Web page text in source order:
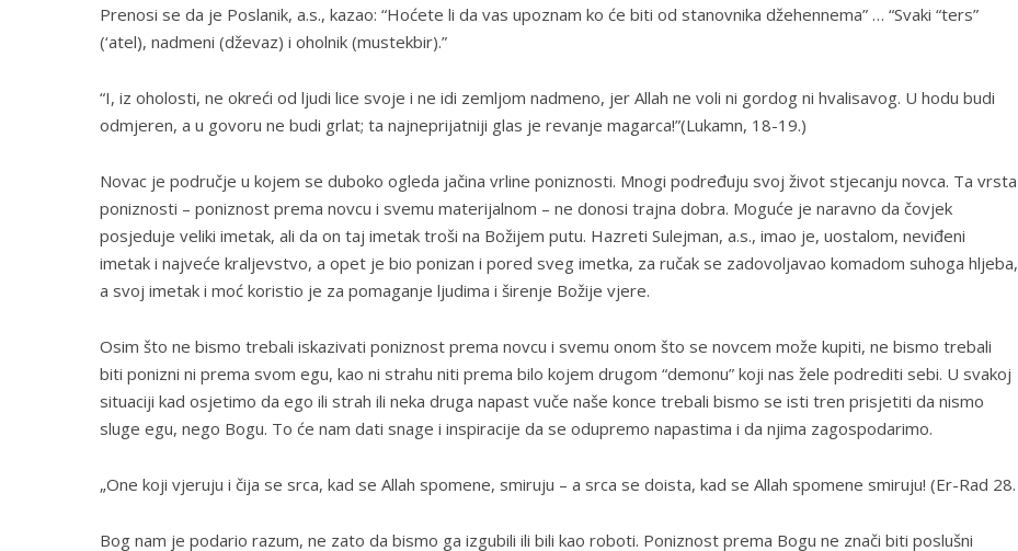
Prenosi se da je Poslanik, a.s., kazao: “Hoćete li da vas upoznam ko će biti od stanovnika džehennema” … “Svaki “ters”
(‘atel), nadmeni (dževaz) i oholnik (mustekbir).”
“I, iz oholosti, ne okreći od ljudi lice svoje i ne idi zemljom nadmeno, jer Allah ne voli ni gordog ni hvalisavog. U hodu budi
odmjeren, a u govoru ne budi grlat; ta najneprijatniji glas je revanje magarca!”(Lukamn, 18-19.)
Novac je područje u kojem se duboko ogleda jačina vrline poniznosti. Mnogi podređuju svoj život stjecanju novca. Ta vrsta
poniznosti – poniznost prema novcu i svemu materijalnom – ne donosi trajna dobra. Moguće je naravno da čovjek
posjeduje veliki imetak, ali da on taj imetak troši na Božijem putu. Hazreti Sulejman, a.s., imao je, uostalom, neviđeni
imetak i najveće kraljevstvo, a opet je bio ponizan i pored sveg imetka, za ručak se zadovoljavao komadom suhoga hljeba,
a svoj imetak i moć koristio je za pomaganje ljudima i širenje Božije vjere.
Osim što ne bismo trebali iskazivati poniznost prema novcu i svemu onom što se novcem može kupiti, ne bismo trebali
biti ponizni ni prema svom egu, kao ni strahu niti prema bilo kojem drugom “demonu” koji nas žele podrediti sebi. U svakoj
situaciji kad osjetimo da ego ili strah ili neka druga napast vuče naše konce trebali bismo se isti tren prisjetiti da nismo
sluge egu, nego Bogu. To će nam dati snage i inspiracije da se odupremo napastima i da njima zagospodarimo.
„One koji vjeruju i čija se srca, kad se Allah spomene, smiruju – a srca se doista, kad se Allah spomene smiruju! (Er-Rad 28.
Bog nam je podario razum, ne zato da bismo ga izgubili ili bili kao roboti. Poniznost prema Bogu ne znači biti poslušni